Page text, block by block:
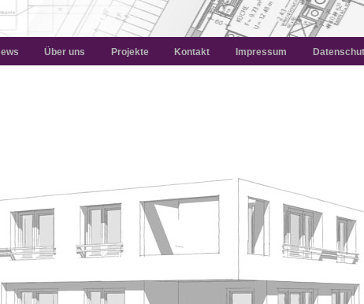
Über uns Projekte Kontakt Impressum